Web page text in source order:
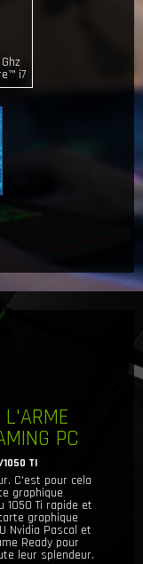
i7
L'ARME
PC
1050 TI
C'est pour cela
graphique
1050 Ti rapide et
graphique
Nvidia Pascal et
Ready pour
leur splendeur.